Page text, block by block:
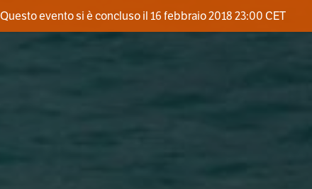
Questo evento si è concluso il 16 febbraio 2018 23:00 CET